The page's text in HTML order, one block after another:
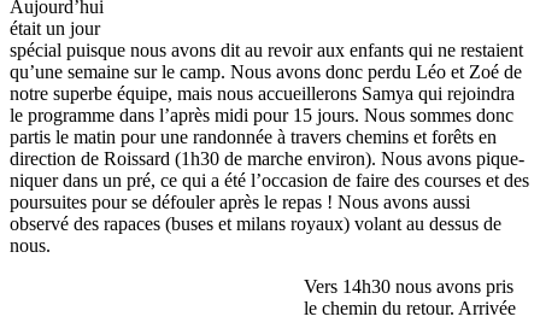
Aujourd’hui
était un jour
spécial puisque nous avons dit au revoir aux enfants qui ne restaient
qu’une semaine sur le camp. Nous avons donc perdu Léo et Zoé de
notre superbe équipe, mais nous accueillerons Samya qui rejoindra
le programme dans l’après midi pour 15 jours. Nous sommes donc
partis le matin pour une randonnée à travers chemins et forêts en
direction de Roissard (1h30 de marche environ). Nous avons pique-
niquer dans un pré, ce qui a été l’occasion de faire des courses et des
poursuites pour se défouler après le repas ! Nous avons aussi
observé des rapaces (buses et milans royaux) volant au dessus de
nous.
Vers 14h30 nous avons pris
le chemin du retour. Arrivée